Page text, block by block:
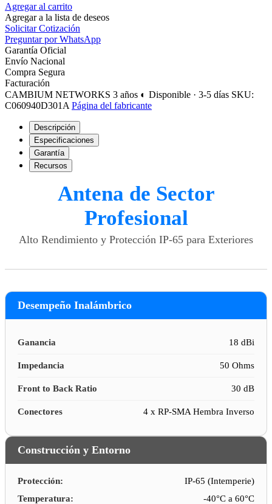
Agregar al carrito
Agregar a la lista de deseos
Solicitar Cotización
Preguntar por WhatsApp
Garantía Oficial
Envío Nacional
Compra Segura
Facturación
CAMBIUM NETWORKS 3 años ◐ Disponible · 3-5 días SKU:
C060940D301A Página del fabricante
Descripción
Especificaciones
Garantía
Recursos
Antena de Sector
Profesional
Alto Rendimiento y Protección IP-65 para Exteriores
Desempeño Inalámbrico
Ganancia 18 dBi
Impedancia 50 Ohms
Front to Back Ratio 30 dB
Conectores 4 x RP-SMA Hembra Inverso
Construcción y Entorno
Protección:
IP-65 (Intemperie)
Temperatura:
-40°C a 60°C